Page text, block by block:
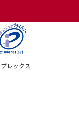
レックス